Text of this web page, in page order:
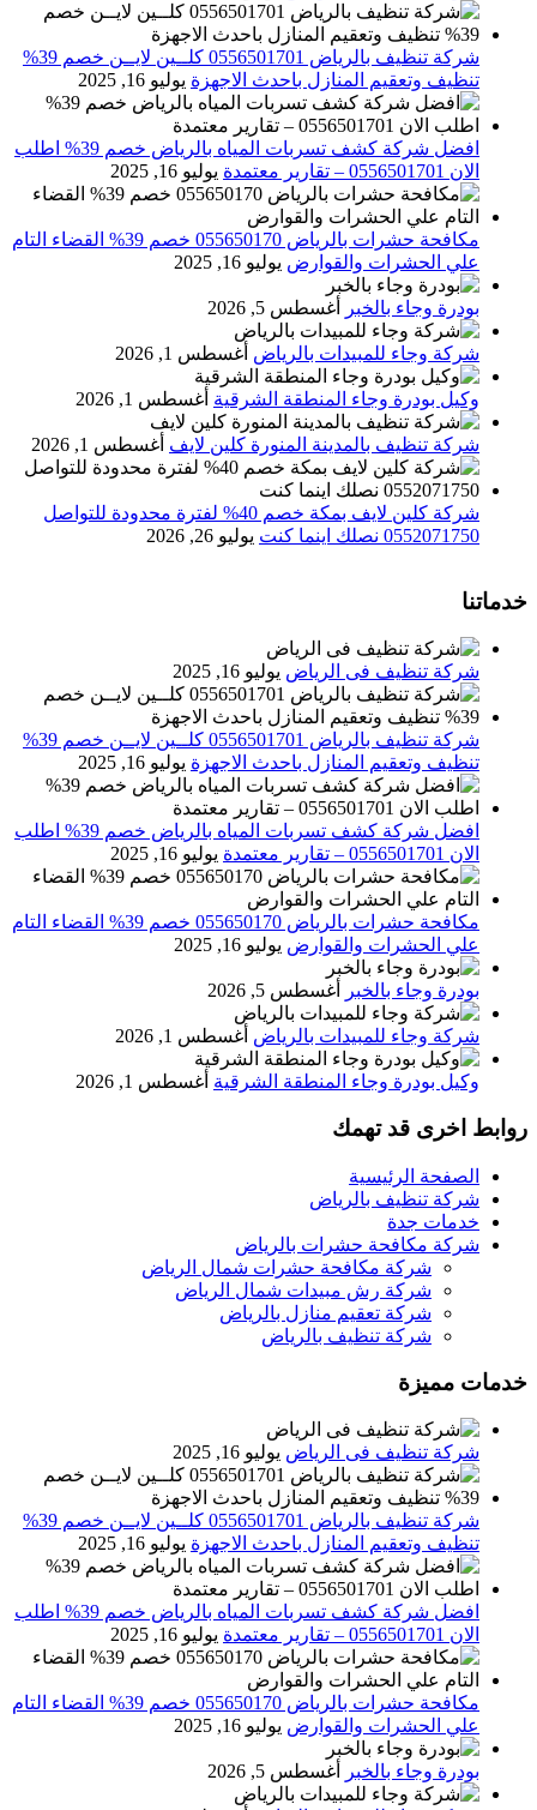
شركة تنظيف بالرياض 0556501701 كلــين لايــن خصم 39%
تنظيف وتعقيم المنازل باحدث الاجهزة يوليو 16, 2025
افضل شركة كشف تسربات المياه بالرياض خصم 39% اطلب
الان 0556501701‬‏ – تقارير معتمدة
يوليو 16, 2025
مكافحة حشرات بالرياض 055650170 خصم 39% القضاء التام
علي الحشرات والقوارض يوليو 16, 2025
بودرة وجاء بالخبر أغسطس 5, 2026
شركة وجاء للمبيدات بالرياض أغسطس 1, 2026
وكيل بودرة وجاء المنطقة الشرقية أغسطس 1, 2026
شركة تنظيف بالمدينة المنورة كلين لايف أغسطس 1, 2026
شركة كلين لايف بمكة خصم 40% لفترة محدودة للتواصل
0552071750 نصلك اينما كنت
يوليو 26, 2026
خدماتنا
شركة تنظيف فى الرياض يوليو 16, 2025
شركة تنظيف بالرياض 0556501701 كلــين لايــن خصم 39%
تنظيف وتعقيم المنازل باحدث الاجهزة يوليو 16, 2025
افضل شركة كشف تسربات المياه بالرياض خصم 39% اطلب
الان 0556501701‬‏ – تقارير معتمدة
يوليو 16, 2025
مكافحة حشرات بالرياض 055650170 خصم 39% القضاء التام
علي الحشرات والقوارض يوليو 16, 2025
بودرة وجاء بالخبر أغسطس 5, 2026
شركة وجاء للمبيدات بالرياض أغسطس 1, 2026
وكيل بودرة وجاء المنطقة الشرقية أغسطس 1, 2026
روابط اخرى قد تهمك
الصفحة الرئيسية
شركة تنظيف بالرياض
خدمات جدة
شركة مكافحة حشرات بالرياض
شركة مكافحة حشرات شمال الرياض
شركة رش مبيدات شمال الرياض
شركة تعقيم منازل بالرياض
شركة تنظيف بالرياض
خدمات مميزة
شركة تنظيف فى الرياض يوليو 16, 2025
شركة تنظيف بالرياض 0556501701 كلــين لايــن خصم 39%
تنظيف وتعقيم المنازل باحدث الاجهزة يوليو 16, 2025
افضل شركة كشف تسربات المياه بالرياض خصم 39% اطلب
الان 0556501701‬‏ – تقارير معتمدة
يوليو 16, 2025
مكافحة حشرات بالرياض 055650170 خصم 39% القضاء التام
علي الحشرات والقوارض يوليو 16, 2025
بودرة وجاء بالخبر أغسطس 5, 2026